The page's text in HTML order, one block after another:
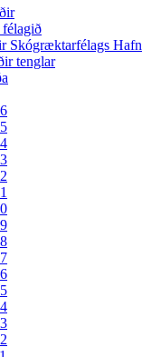
Skógræktarfélags
tenglar